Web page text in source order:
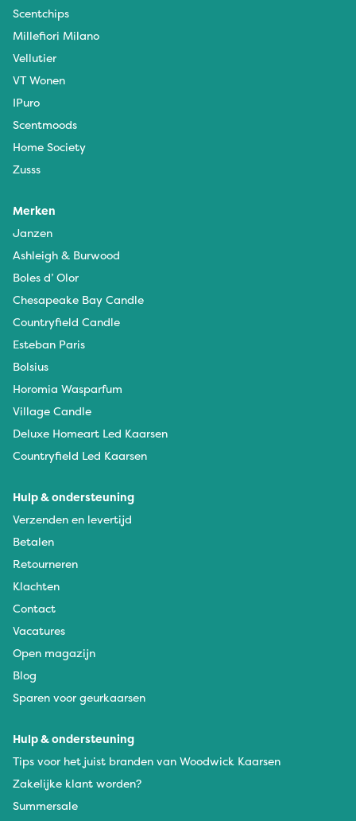
Scentchips
Millefiori Milano
Vellutier
VT Wonen
IPuro
Scentmoods
Home Society
Zusss
Merken
Janzen
Ashleigh & Burwood
Boles d’ Olor
Chesapeake Bay Candle
Countryfield Candle
Esteban Paris
Bolsius
Horomia Wasparfum
Village Candle
Deluxe Homeart Led Kaarsen
Countryfield Led Kaarsen
Hulp & ondersteuning
Verzenden en levertijd
Betalen
Retourneren
Klachten
Contact
Vacatures
Open magazijn
Blog
Sparen voor geurkaarsen
Hulp & ondersteuning
Tips voor het juist branden van Woodwick Kaarsen
Zakelijke klant worden?
Summersale